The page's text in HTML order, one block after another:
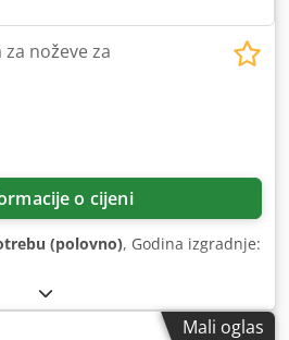
noževe za
o cijeni
(polovno), Godina izgradnje:
Mali oglas